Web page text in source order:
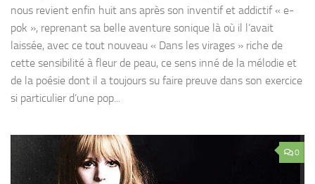
nous revient enfin huit ans après son inventif et addictif « e-
pok », reprenant sa belle aventure sonique là où il l’avait
laissée, avec ce tout nouveau « Dans les virages » riche de
cette sensibilité à fleur de peau, ce sens inné de la mélodie et
de la poésie dont il a toujours su faire preuve dans son exercice
si particulier d’une pop...
0